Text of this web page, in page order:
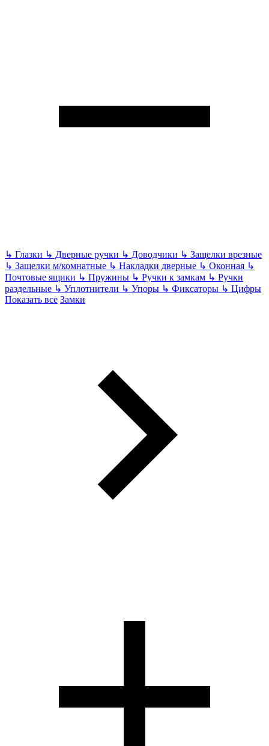
↳ Глазки ↳ Дверные ручки ↳ Доводчики ↳ Защелки врезные
↳ Защелки м/комнатные ↳ Накладки дверные ↳ Оконная ↳
Почтовые ящики ↳ Пружины ↳ Ручки к замкам ↳ Ручки
раздельные ↳ Уплотнители ↳ Упоры ↳ Фиксаторы ↳ Цифры
Показать все Замки